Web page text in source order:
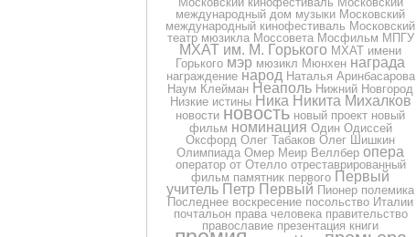
международный дом музыки Московский
международный кинофестиваль Московский
театр мюзикла Моссовета Мосфильм МПГУ
МХАТ им. М. Горького МХАТ имени
Горького мэр мюзикл Мюнхен награда
награждение народ Наталья Аринбасарова
Наум Клейман Неаполь Нижний Новгород
Низкие истины Ника Никита Михалков
новости новость новый проект новый
фильм номинация Один Одиссей
Оксфорд Олег Табаков Олег Шишкин
Олимпиада Омер Меир Веллбер опера
оператор от Отелло отреставрированный
фильм памятник первого Первый
учитель Петр Первый Пионер полемика
Последнее воскресение посольство Италии
почтальон права человека правительство
православие презентация книги